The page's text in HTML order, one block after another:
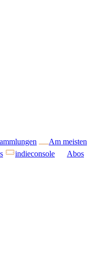
Am meisten
indieconsole Abos